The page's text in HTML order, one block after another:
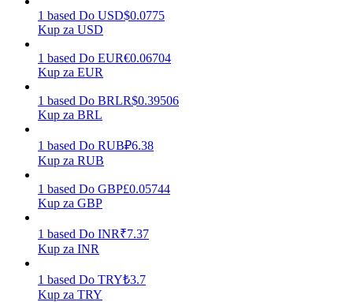
Codziennie zdobywaj konkurencyjne nagrody
1 based Do USD$0.0775
Kup za USD
1 based Do EUR€0.06704
Kup za EUR
1 based Do BRLR$0.39506
Kup za BRL
1 based Do RUB₽6.38
Kup za RUB
1 based Do GBP£0.05744
Kup za GBP
1 based Do INR₹7.37
Kup za INR
1 based Do TRY₺3.7
Kup za TRY